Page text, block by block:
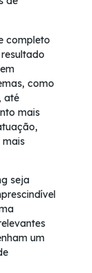
completo
como
até
mais
seja
um